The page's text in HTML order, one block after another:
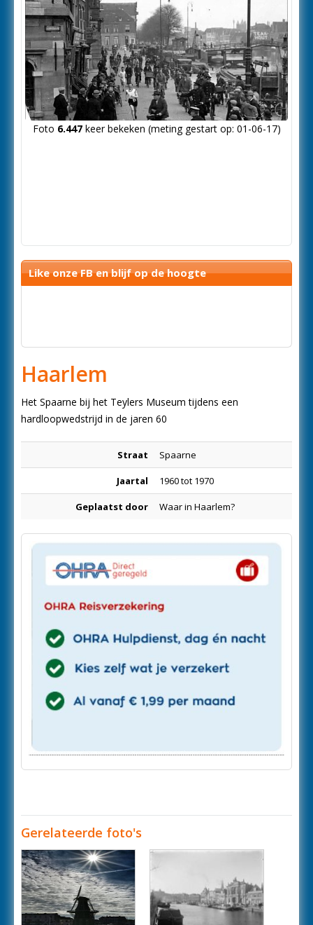
Foto 6.447keer bekeken (meting gestart op: 01-06-17)
Like onze FB en blijf op de hoogte
Haarlem
Het Spaarne bij het Teylers Museum tijdens een
hardloopwedstrijd in de jaren 60
Straat Spaarne
Jaartal 1960 tot 1970
Geplaatst door Waar in Haarlem?
Gerelateerde foto's